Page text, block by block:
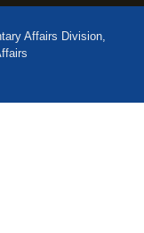
Affairs Division,